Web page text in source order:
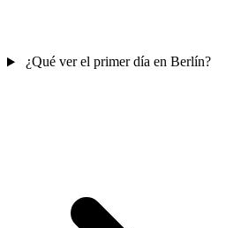
¿Qué ver el primer día en Berlín?